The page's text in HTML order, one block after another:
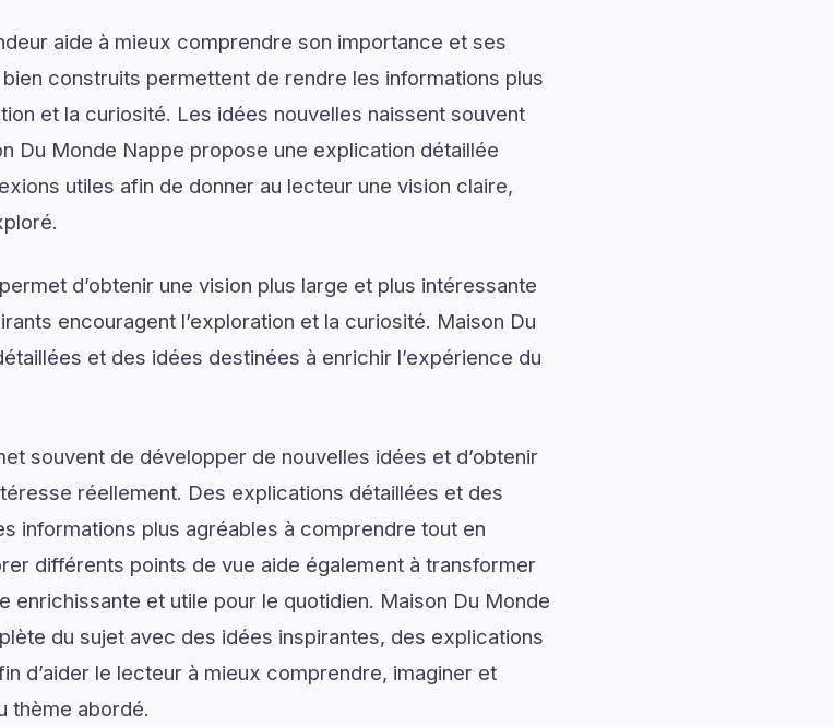
aide à mieux comprendre son importance et ses
construits permettent de rendre les informations plus
et la curiosité. Les idées nouvelles naissent souvent
Du Monde Nappe propose une explication détaillée
utiles afin de donner au lecteur une vision claire,
d’obtenir une vision plus large et plus intéressante
encouragent l’exploration et la curiosité. Maison Du
et des idées destinées à enrichir l’expérience du
souvent de développer de nouvelles idées et d’obtenir
réellement. Des explications détaillées et des
informations plus agréables à comprendre tout en
différents points de vue aide également à transformer
enrichissante et utile pour le quotidien. Maison Du Monde
du sujet avec des idées inspirantes, des explications
d’aider le lecteur à mieux comprendre, imaginer et
thème abordé.